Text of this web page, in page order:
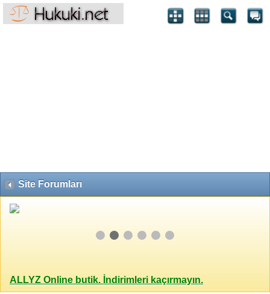
Site Forumları
ALLYZ Online butik. İndirimleri kaçırmayın.